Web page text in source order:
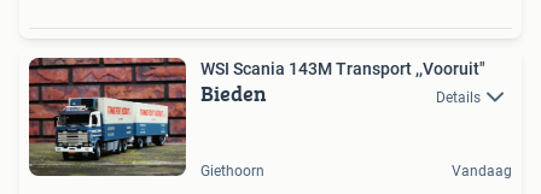
WSI Scania 143M Transport ,,Vooruit"
Bieden Details
Giethoorn Vandaag